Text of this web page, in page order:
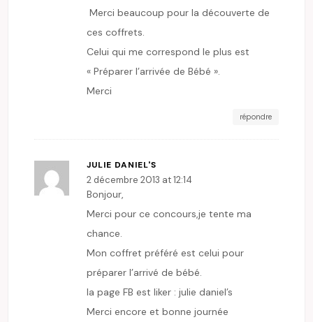
Merci beaucoup pour la découverte de
ces coffrets.
Celui qui me correspond le plus est
« Préparer l’arrivée de Bébé ».
Merci
répondre
JULIE DANIEL'S
2 décembre 2013 at 12:14
Bonjour,
Merci pour ce concours,je tente ma
chance.
Mon coffret préféré est celui pour
préparer l’arrivé de bébé.
la page FB est liker : julie daniel’s
Merci encore et bonne journée